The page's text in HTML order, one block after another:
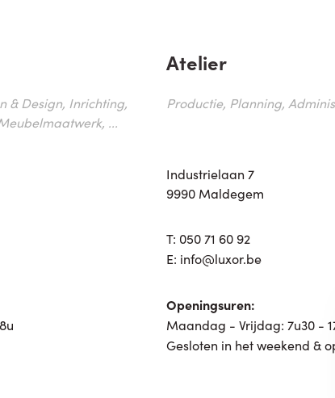
& Design, Inrichting,
...
Atelier
Productie, Planning,
Industrielaan 7
9990 Maldegem
T: 050 71 60 92
E: info@luxor.be
Openingsuren:
Maandag - Vrijdag: 7u30 -
Gesloten in het weekend &